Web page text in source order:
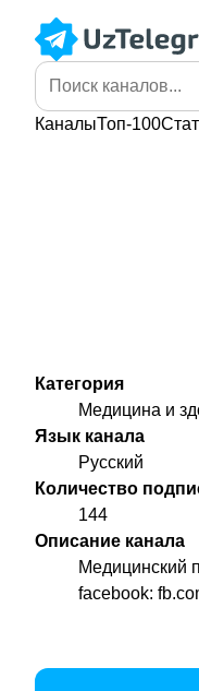
КаналыТоп-100
Категория
Медицина и
Язык канала
Русский
Количество
144
Описание канала
Медицинский
facebook: